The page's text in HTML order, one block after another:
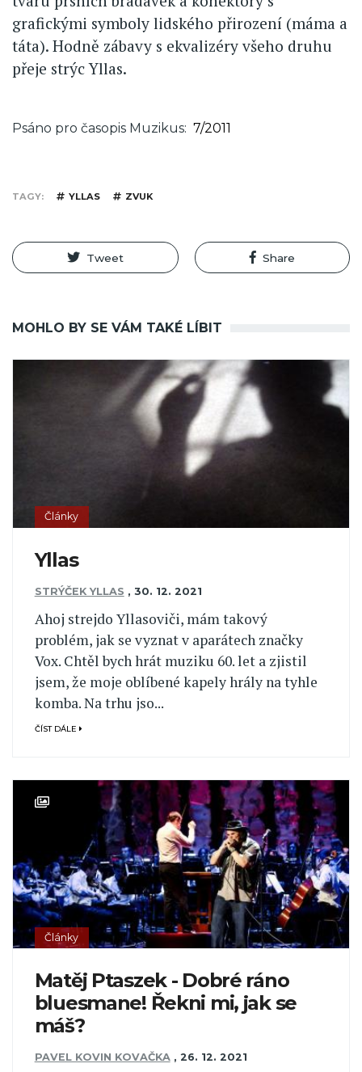
grafickými symboly lidského přirození (máma a
táta). Hodně zábavy s ekvalizéry všeho druhu
přeje strýc Yllas.
Psáno pro časopis Muzikus 7/2011
TAGY YLLAS ZVUK
Tweet Share
MOHLO BY SE VÁM TAKÉ LÍBIT
Články
Yllas
STRÝČEK YLLAS , 30. 12. 2021
Ahoj strejdo Yllasoviči, mám takový
problém, jak se vyznat v aparátech značky
Vox. Chtěl bych hrát muziku 60. let a zjistil
jsem, že moje oblíbené kapely hrály na tyhle
komba. Na trhu jso...
ČÍST DÁLE
Články
Matěj Ptaszek - Dobré ráno
bluesmane! Řekni mi, jak se
máš?
PAVEL KOVIN KOVAČKA , 26. 12. 2021